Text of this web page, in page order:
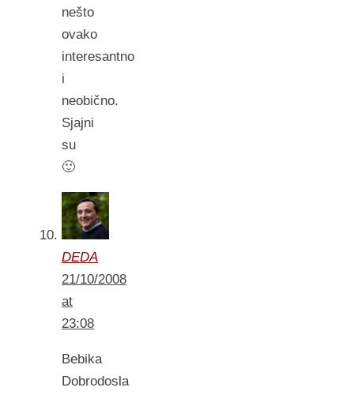
nešto
ovako
interesantno
i
neobično.
Sjajni
su
🙂
DEDA
21/10/2008
at
23:08
Bebika
Dobrodosla